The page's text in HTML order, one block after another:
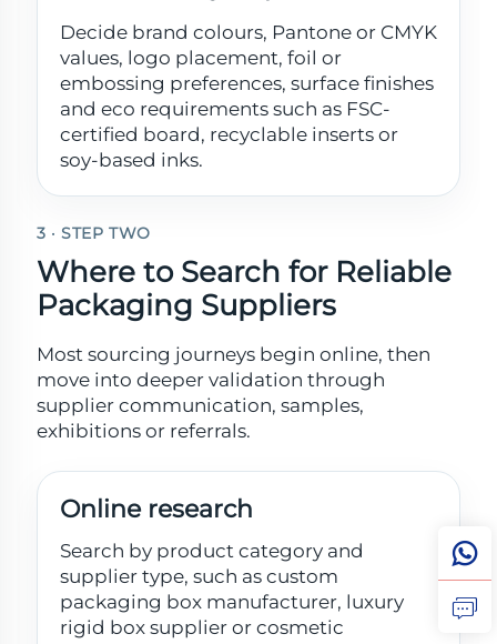
Decide brand colours, Pantone or CMYK
values, logo placement, foil or
embossing preferences, surface finishes
and eco requirements such as FSC-
certified board, recyclable inserts or
soy-based inks.
3 · STEP TWO
Where to Search for Reliable
Packaging Suppliers
Most sourcing journeys begin online, then
move into deeper validation through
supplier communication, samples,
exhibitions or referrals.
Online research
Search by product category and
supplier type, such as custom
packaging box manufacturer, luxury
rigid box supplier or cosmetic